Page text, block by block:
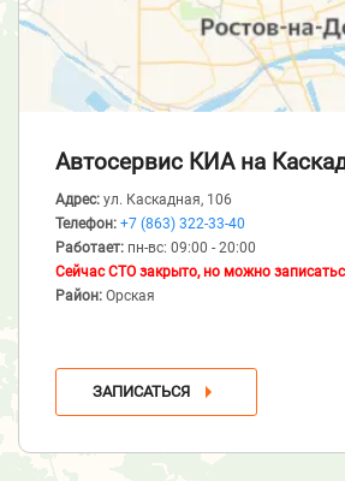
Автосервис КИА на
Адрес: ул. Каскадная, 106
Телефон: +7 (863) 322-33-40
Работает: пн-вс: 09:00 - 20:00
Сейчас СТО закрыто, но можно
Район: Орская
ЗАПИСАТЬСЯ